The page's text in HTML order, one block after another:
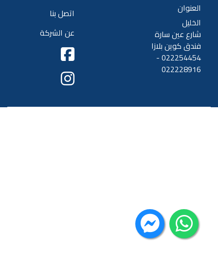
العنوان
الخليل
شارع عين سارة
فندق كوين بلازا
022254454 -
022228916
اتصل بنا
عن الشركة